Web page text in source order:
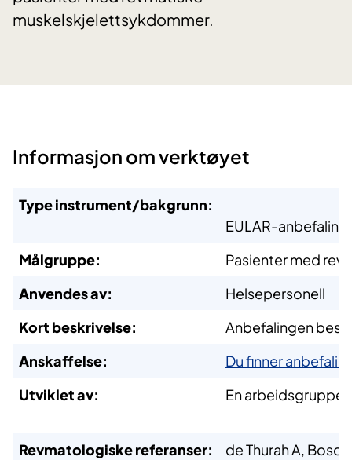
muskelskjelettsykdommer.
Informasjon om verktøyet
Type instrument/bakgrunn:
EULAR-
​Målgruppe:
​Pasienter med
​Anvendes av:
​Helsepersonell
​Kort beskrivelse:
​Anbefalingen
​Anskaffelse:
Du finner
​Utviklet av:
​En arbeidsgruppe
Revmatologiske referanser: ​de Thurah A,